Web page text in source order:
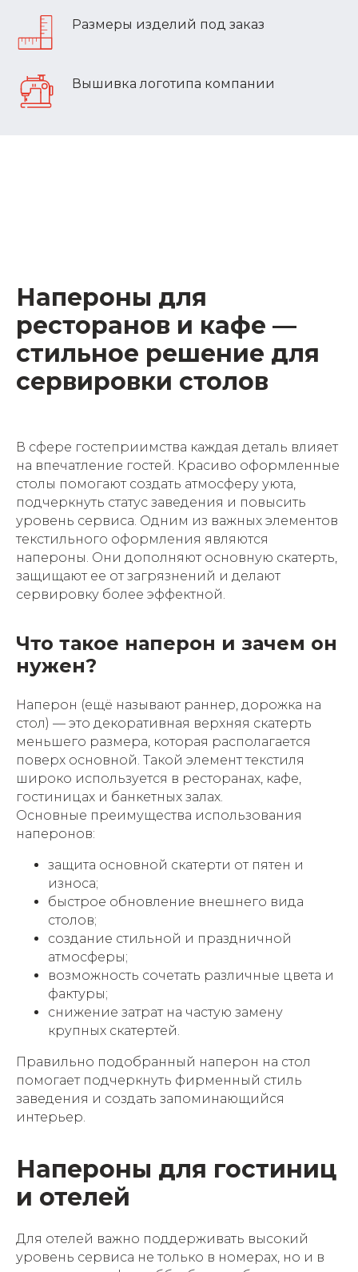
Размеры изделий под заказ
Вышивка логотипа компании
Напероны для
ресторанов и кафе —
стильное решение для
сервировки столов
В сфере гостеприимства каждая деталь влияет
на впечатление гостей. Красиво оформленные
столы помогают создать атмосферу уюта,
подчеркнуть статус заведения и повысить
уровень сервиса. Одним из важных элементов
текстильного оформления являются
напероны. Они дополняют основную скатерть,
защищают ее от загрязнений и делают
сервировку более эффектной.
Что такое наперон и зачем он
нужен?
Наперон (ещё называют раннер, дорожка на
стол) — это декоративная верхняя скатерть
меньшего размера, которая располагается
поверх основной. Такой элемент текстиля
широко используется в ресторанах, кафе,
гостиницах и банкетных залах.
Основные преимущества использования
наперонов:
защита основной скатерти от пятен и
износа;
быстрое обновление внешнего вида
столов;
создание стильной и праздничной
атмосферы;
возможность сочетать различные цвета и
фактуры;
снижение затрат на частую замену
крупных скатертей.
Правильно подобранный наперон на стол
помогает подчеркнуть фирменный стиль
заведения и создать запоминающийся
интерьер.
Напероны для гостиниц
и отелей
Для отелей важно поддерживать высокий
уровень сервиса не только в номерах, но и в